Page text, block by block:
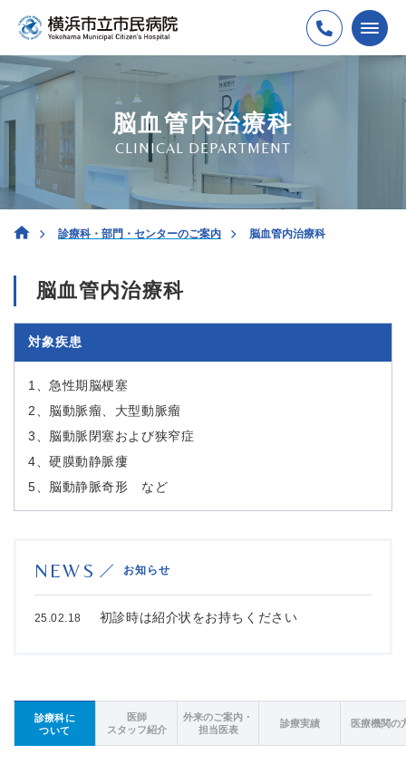
脳血管内治療科
CLINICAL DEPARTMENT
診療科・部門・センターのご案内 脳血管内治療科
脳血管内治療科
対象疾患
1、急性期脳梗塞
2、脳動脈瘤、大型動脈瘤
3、脳動脈閉塞および狭窄症
4、硬膜動静脈瘻
5、脳動静脈奇形 など
NEWS お知らせ
25.02.18 初診時は紹介状をお持ちください
診療科に
ついて
医師
スタッフ紹介
外来のご案内・
担当医表
診療実績 医療機関の